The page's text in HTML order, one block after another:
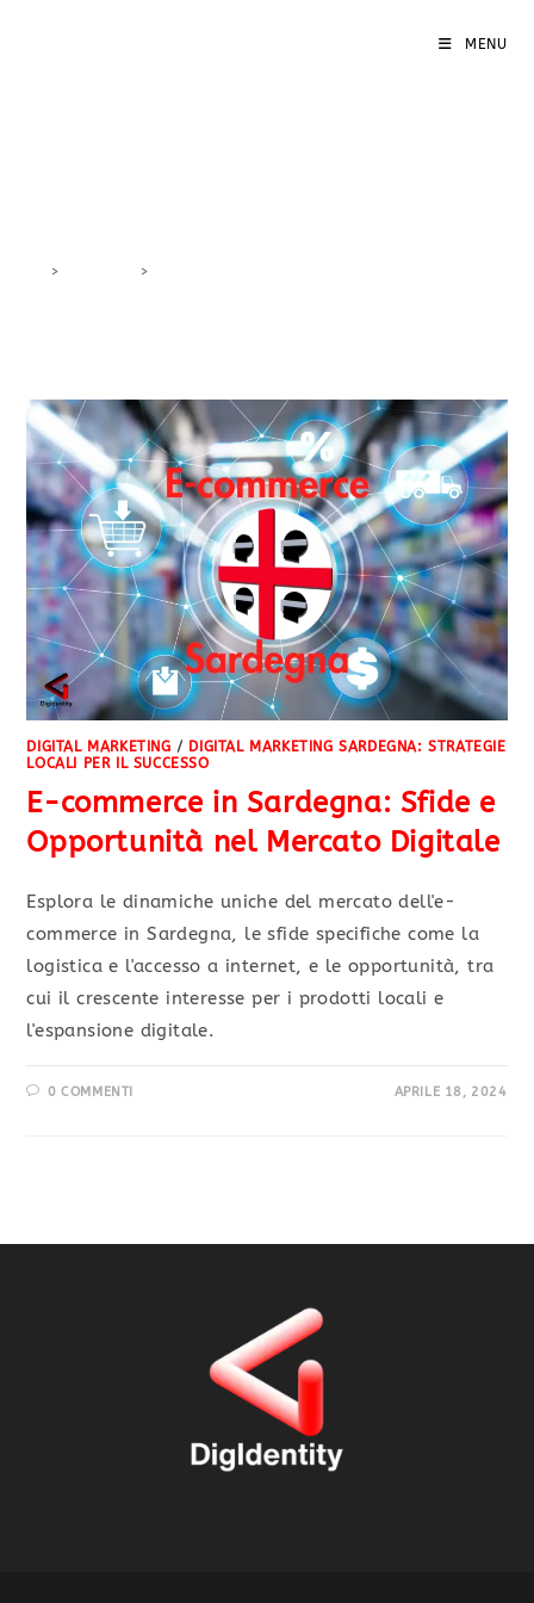
MENU
> >
DIGITAL MARKETING / DIGITAL MARKETING SARDEGNA: STRATEGIE
LOCALI PER IL SUCCESSO
E-commerce in Sardegna: Sfide e
Opportunità nel Mercato Digitale
Esplora le dinamiche uniche del mercato dell'e-
commerce in Sardegna, le sfide specifiche come la
logistica e l'accesso a internet, e le opportunità, tra
cui il crescente interesse per i prodotti locali e
l'espansione digitale.
0 COMMENTI APRILE 18, 2024